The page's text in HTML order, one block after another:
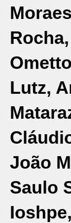
Lutz,
João
Saulo